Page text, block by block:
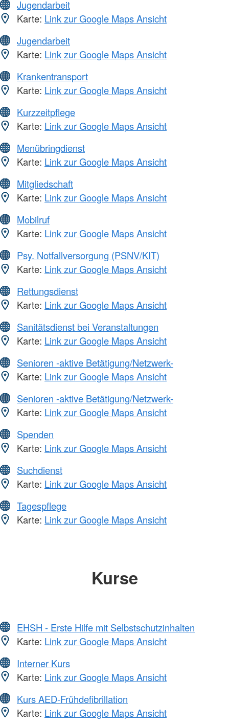
Jugendarbeit
Karte: Link zur Google Maps Ansicht
Jugendarbeit
Karte: Link zur Google Maps Ansicht
Krankentransport
Karte: Link zur Google Maps Ansicht
Kurzzeitpflege
Karte: Link zur Google Maps Ansicht
Menübringdienst
Karte: Link zur Google Maps Ansicht
Mitgliedschaft
Karte: Link zur Google Maps Ansicht
Mobilruf
Karte: Link zur Google Maps Ansicht
Psy. Notfallversorgung (PSNV/KIT)
Karte: Link zur Google Maps Ansicht
Rettungsdienst
Karte: Link zur Google Maps Ansicht
Sanitätsdienst bei Veranstaltungen
Karte: Link zur Google Maps Ansicht
Senioren -aktive Betätigung/Netzwerk-
Karte: Link zur Google Maps Ansicht
Senioren -aktive Betätigung/Netzwerk-
Karte: Link zur Google Maps Ansicht
Spenden
Karte: Link zur Google Maps Ansicht
Suchdienst
Karte: Link zur Google Maps Ansicht
Tagespflege
Karte: Link zur Google Maps Ansicht
Kurse
EHSH - Erste Hilfe mit Selbstschutzinhalten
Karte: Link zur Google Maps Ansicht
Interner Kurs
Karte: Link zur Google Maps Ansicht
Kurs AED-Frühdefibrillation
Karte: Link zur Google Maps Ansicht